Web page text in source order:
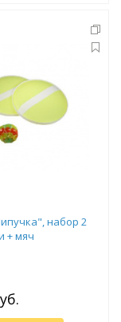
набор 2
+ мяч